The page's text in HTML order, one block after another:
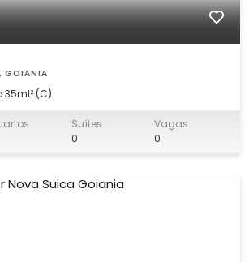
GOIANIA
Sala para locação 35mt² (C)
Suítes
0
Vagas
0